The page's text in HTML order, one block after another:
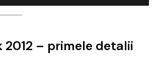
2012 – primele detalii